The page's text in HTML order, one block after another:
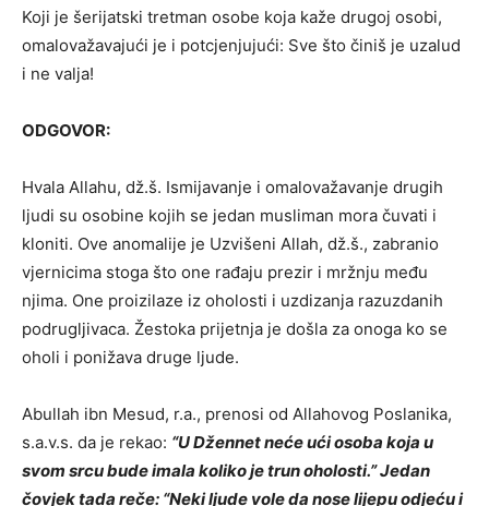
Koji je šerijatski tretman osobe koja kaže drugoj osobi,
omalovažavajući je i potcjenjujući: Sve što činiš je uzalud
i ne valja!
ODGOVOR:
Hvala Allahu, dž.š. Ismijavanje i omalovažavanje drugih
ljudi su osobine kojih se jedan musliman mora čuvati i
kloniti. Ove anomalije je Uzvišeni Allah, dž.š., zabranio
vjernicima stoga što one rađaju prezir i mržnju među
njima. One proizilaze iz oholosti i uzdizanja razuzdanih
podrugljivaca. Žestoka prijetnja je došla za onoga ko se
oholi i ponižava druge ljude.
Abullah ibn Mesud, r.a., prenosi od Allahovog Poslanika,
s.a.v.s. da je rekao: “U Džennet neće ući osoba koja u
svom srcu bude imala koliko je trun oholosti.” Jedan
čovjek tada reče: “Neki ljude vole da nose lijepu odjeću i